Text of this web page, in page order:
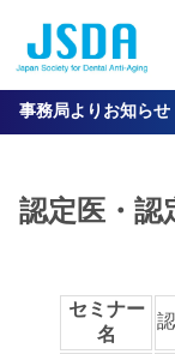
事務局よりお知らせ
認定医・認
セミナー
名